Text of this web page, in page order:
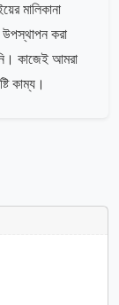
মালিকানা
উপস্থাপন করা
কাজেই আমরা
কাম্য।